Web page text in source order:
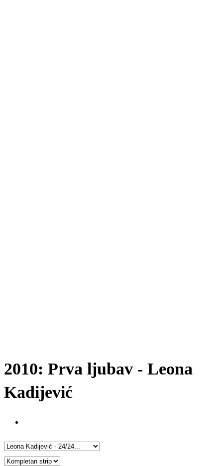
2010: Prva ljubav - Leona
Kadijević